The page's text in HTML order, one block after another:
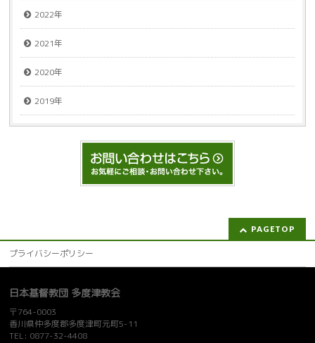
2022年
2021年
2020年
2019年
PAGETOP
プライバシーポリシー
日本基督教団 多度津教会
〒764-0003
香川県仲多度郡多度津町元町5-11
TEL: 0877-32-4408